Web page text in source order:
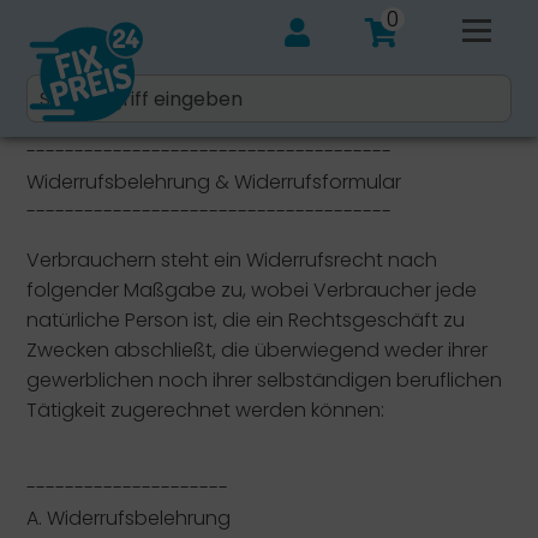
0
--------------------------------------
Widerrufsbelehrung & Widerrufsformular
--------------------------------------
Verbrauchern steht ein Widerrufsrecht nach
folgender Maßgabe zu, wobei Verbraucher jede
natürliche Person ist, die ein Rechtsgeschäft zu
Zwecken abschließt, die überwiegend weder ihrer
gewerblichen noch ihrer selbständigen beruflichen
Tätigkeit zugerechnet werden können:
---------------------
A. Widerrufsbelehrung